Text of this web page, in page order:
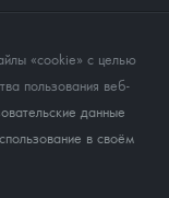
«cookie» с целью
пользования веб-
данные
в своём